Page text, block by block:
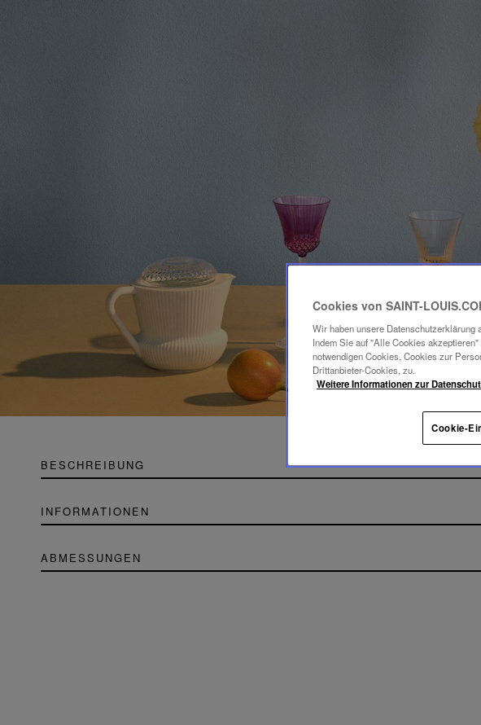
BESCHREIBUNG
INFORMATIONEN
ABMESSUNGEN
Cookies von SAINT-
Wir haben unsere Datenschutzerklärung
Indem Sie auf "Alle Cookies
notwendigen Cookies, Cookies zur
Drittanbieter-Cookies, zu.
Weitere Informationen zur
Cookie-